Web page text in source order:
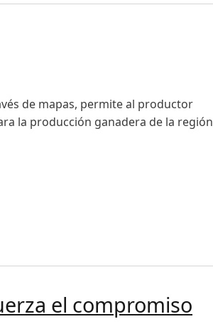
de mapas, permite al productor
la producción ganadera de la región
el compromiso